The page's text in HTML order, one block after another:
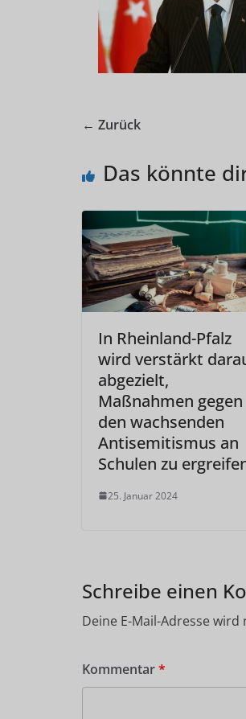
← Zurück
Das könnte
In Rheinland-Pfalz
wird verstärkt
abgezielt,
Maßnahmen gegen
den wachsenden
Antisemitismus an
Schulen zu
25. Januar 2024
Schreibe einen
Deine E-Mail-Adresse
Kommentar*